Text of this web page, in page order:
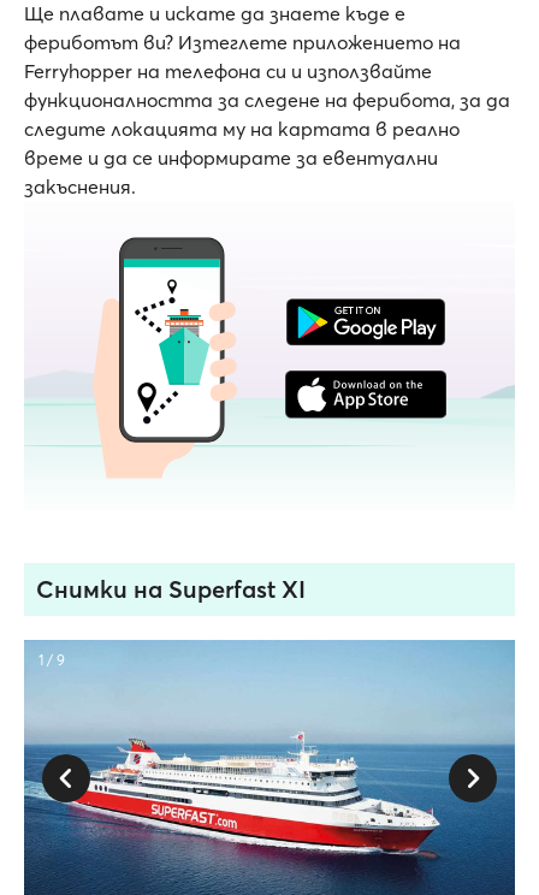
Ще плавате и искате да знаете къде е
фериботът ви? Изтеглете приложението на
Ferryhopper на телефона си и използвайте
функционалността за следене на ферибота, за да
следите локацията му на картата в реално
време и да се информирате за евентуални
закъснения.
Снимки на Superfast XI
1 / 9